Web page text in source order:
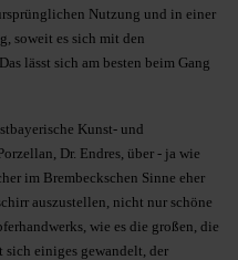
Nutzung und in einer
soweit es sich mit den
lässt sich am besten beim Gang
Kunst- und
Dr. Endres, über - ja wie
im Brembeckschen Sinne eher
auszustellen, nicht nur schöne
wie es die großen, die
sich einiges gewandelt, der